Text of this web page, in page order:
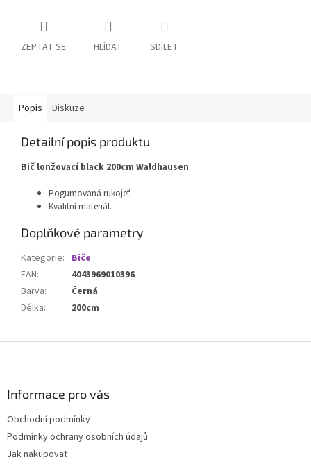
ZEPTAT SE HLÍDAT SDÍLET
Popis Diskuze
Detailní popis produktu
Bič lonžovací black 200cm Waldhausen
Pogumovaná rukojeť.
Kvalitní materiál.
Doplňkové parametry
Kategorie: Biče
EAN:
4043969010396
Barva:
Černá
Délka: 200cm
Informace pro vás
Obchodní podmínky
Podmínky ochrany osobních údajů
Jak nakupovat